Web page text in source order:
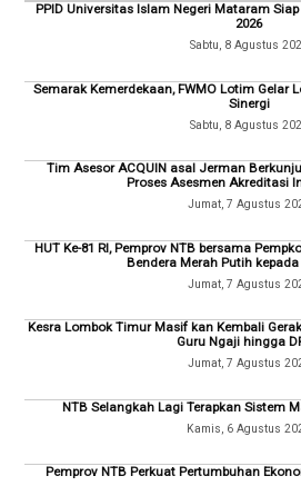
PPID Universitas Islam Negeri Mataram
2026
Sabtu, 8 Agustus
Semarak Kemerdekaan, FWMO Lotim Gelar
Sinergi
Sabtu, 8 Agustus
Tim Asesor ACQUIN asal Jerman
Proses Asesmen Akreditasi
Jumat, 7 Agustus
HUT Ke-81 RI, Pemprov NTB bersama
Bendera Merah Putih
Jumat, 7 Agustus
Kesra Lombok Timur Masif kan Kembali
Guru Ngaji hingga
Jumat, 7 Agustus
NTB Selangkah Lagi Terapkan Sistem
Kamis, 6 Agustus
Pemprov NTB Perkuat Pertumbuhan